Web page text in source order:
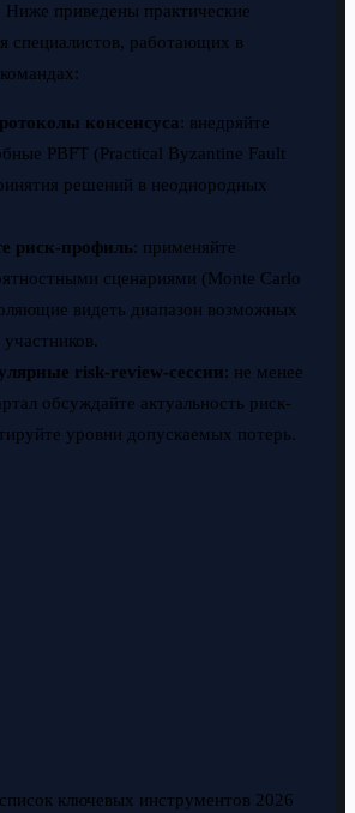
Ниже приведены практические
специалистов, работающих в
консенсуса: внедряйте
PBFT (Practical Byzantine Fault
решений в неоднородных
риск-профиль: применяйте
сценариями (Monte Carlo
видеть диапазон возможных
risk-review-сессии: не менее
обсуждайте актуальность риск-
уровни допускаемых потерь.
ключевых инструментов 2026